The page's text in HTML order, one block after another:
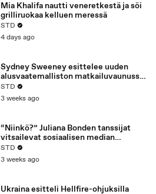
Mia Khalifa nautti veneretkestä ja söi
grilliruokaa kelluen meressä
STD
4 days ago
Sydney Sweeney esittelee uuden
alusvaatemalliston matkailuvaunussa
kuvatussa kampanjassa
STD
3 weeks ago
“Niinkö?” Juliana Bonden tanssijat
vitsailevat sosiaalisen median
kommenteista
STD
3 weeks ago
Ukraina esitteli Hellfire-ohjuksilla